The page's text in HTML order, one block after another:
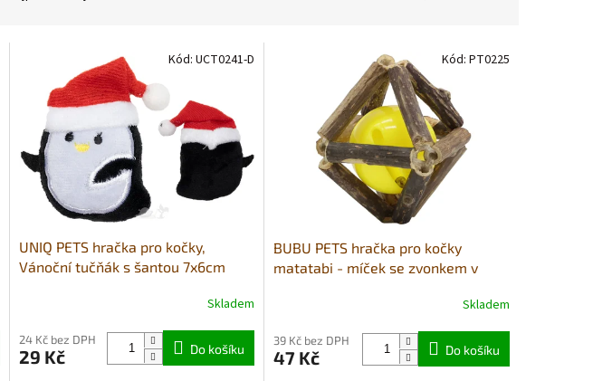
UNIQ PETS hračka pro kočky,
Vánoční tučňák s šantou 7x6cm
Skladem
24 Kč bez DPH
29 Kč Do košíku
Kód: UCT0241-D
BUBU PETS hračka pro kočky
matatabi - míček se zvonkem v
Skladem
39 Kč bez DPH
47 Kč Do košíku
Kód: PT0225